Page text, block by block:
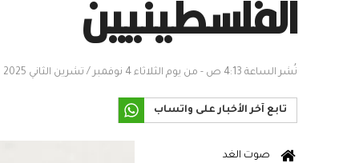
نُشر الساعة 4:13 ص - من يوم الثلاثاء 4 نوفمبر / تشرين الثاني 2025
تابع آخر الأخبار على واتساب
صوت الغد